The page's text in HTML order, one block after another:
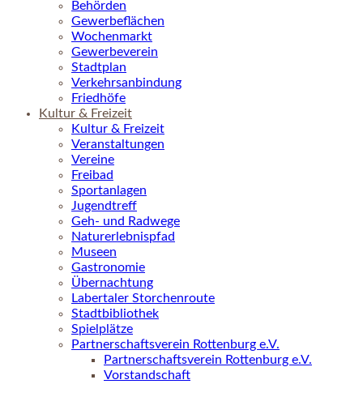
Behörden
Gewerbeflächen
Wochenmarkt
Gewerbeverein
Stadtplan
Verkehrsanbindung
Friedhöfe
Kultur & Freizeit
Kultur & Freizeit
Veranstaltungen
Vereine
Freibad
Sportanlagen
Jugendtreff
Geh- und Radwege
Naturerlebnispfad
Museen
Gastronomie
Übernachtung
Labertaler Storchenroute
Stadtbibliothek
Spielplätze
Partnerschaftsverein Rottenburg e.V.
Partnerschaftsverein Rottenburg e.V.
Vorstandschaft